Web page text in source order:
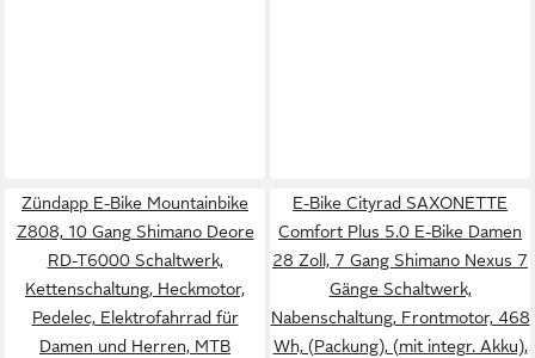
Zündapp E-Bike Mountainbike
Z808, 10 Gang Shimano Deore
RD-T6000 Schaltwerk,
Kettenschaltung, Heckmotor,
Pedelec, Elektrofahrrad für
Damen und Herren, MTB
E-Bike Cityrad SAXONETTE
Comfort Plus 5.0 E-Bike Damen
28 Zoll, 7 Gang Shimano Nexus 7
Gänge Schaltwerk,
Nabenschaltung, Frontmotor, 468
Wh, (Packung), (mit integr. Akku),